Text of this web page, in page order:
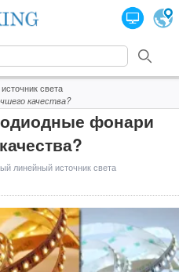
света
качества?
фонари
линейный источник света